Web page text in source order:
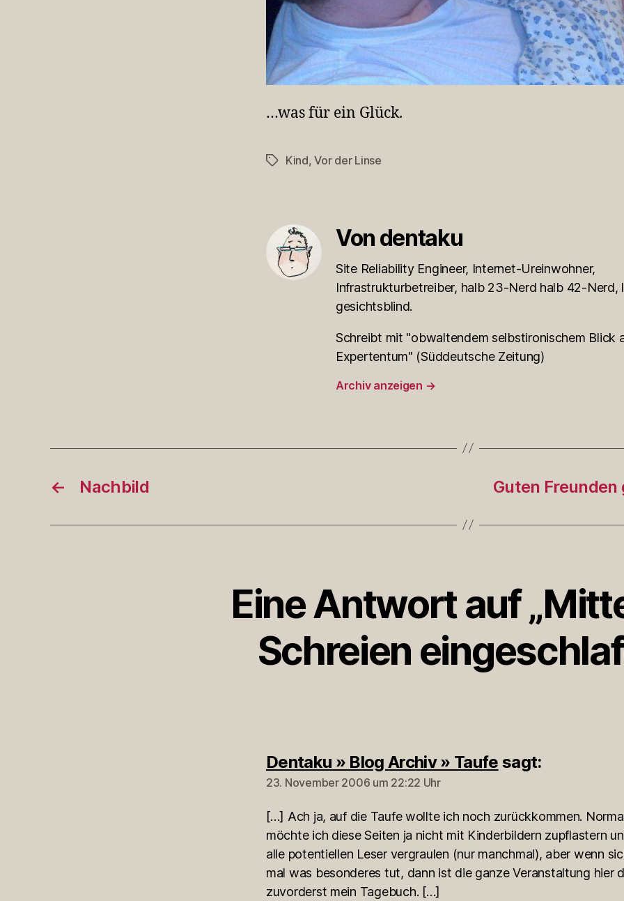
…was für ein Glück.
Schlagwörter
Kind,Vor der Linse
Von dentaku
Site Reliability Engineer, Internet-Ureinwohner,
Infrastrukturbetreiber, halb 23-Nerd halb 42-Nerd,
gesichtsblind.
Schreibt mit "obwaltendem selbstironischem Blick
Expertentum" (Süddeutsche Zeitung)
Archiv anzeigen →
← Nachbild Guten
Eine Antwort auf
Schreien
Dentaku » Blog Archiv » Taufe sagt:
23. November 2006 um 22:22 Uhr
[…] Ach ja, auf die Taufe wollte ich noch zurückkommen.
möchte ich diese Seiten ja nicht mit Kinderbildern zupflastern
alle potentiellen Leser vergraulen (nur manchmal), aber wenn
mal was besonderes tut, dann ist die ganze Veranstaltung hier
zuvorderst mein Tagebuch. […]